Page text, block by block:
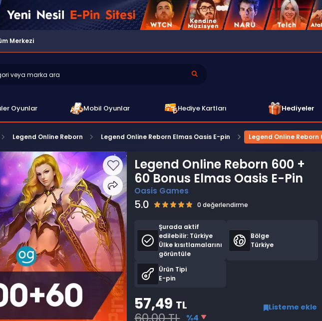
Merkezi
Oyunlar Mobil Oyunlar Hediye Kartları Hediyeler
Legend Online Reborn Legend Online Reborn Elmas Oasis E-pin Legend Online Reborn
Legend Online Reborn 600 +
60 Bonus Elmas Oasis E-Pin
Oasis Games
5.0 0 değerlendirme
Şurada aktif
edilebilir: Türkiye
Ülke kısıtlamalarını
görüntüle
Bölge
Türkiye
Ürün Tipi
E-pin
57,49 TL
%4
Listeme ekle